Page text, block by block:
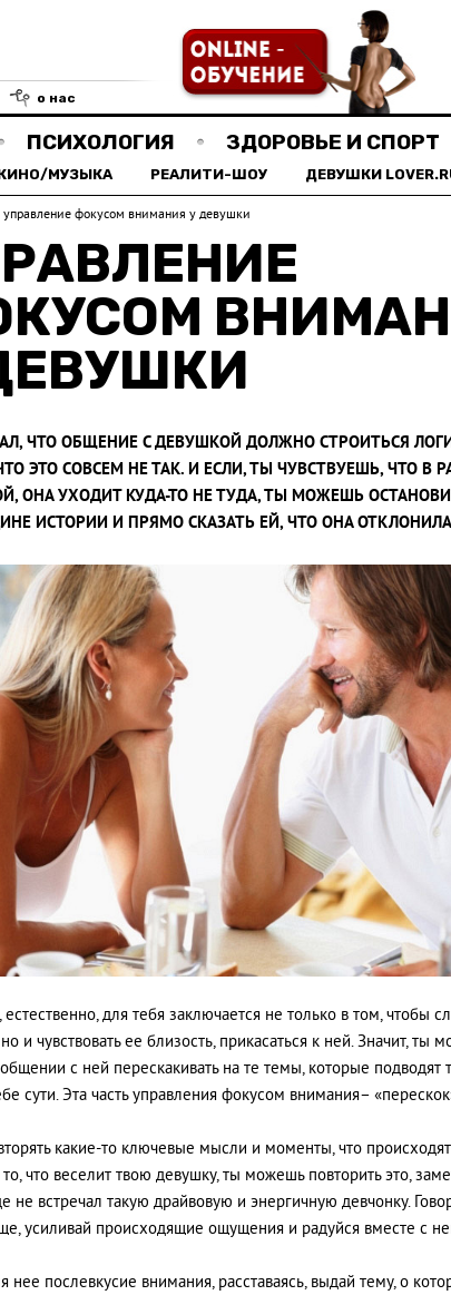
о нас
ПСИХОЛОГИЯ ЗДОРОВЬЕ И СПОРТ
МУЗЫКА РЕАЛИТИ-ШОУ ДЕВУШКИ
управление фокусом внимания у девушки
ЧТО ОБЩЕНИЕ С ДЕВУШКОЙ ДОЛЖНО СТРОИТЬСЯ
ЭТО СОВСЕМ НЕ ТАК. И ЕСЛИ, ТЫ ЧУВСТВУЕШЬ, ЧТО В
ОНА УХОДИТ КУДА-ТО НЕ ТУДА, ТЫ МОЖЕШЬ
ИСТОРИИ И ПРЯМО СКАЗАТЬ ЕЙ, ЧТО ОНА
естественно, для тебя заключается не только в том, чтобы
и чувствовать ее близость, прикасаться к ней. Значит, ты
с ней перескакивать на те темы, которые подводят
сути. Эта часть управления фокусом внимания–
какие-то ключевые мысли и моменты, что
что веселит твою девушку, ты можешь повторить это,
не встречал такую драйвовую и энергичную девчонку.
усиливай происходящие ощущения и радуйся вместе с
нее послевкусие внимания, расставаясь, выдай тему, о